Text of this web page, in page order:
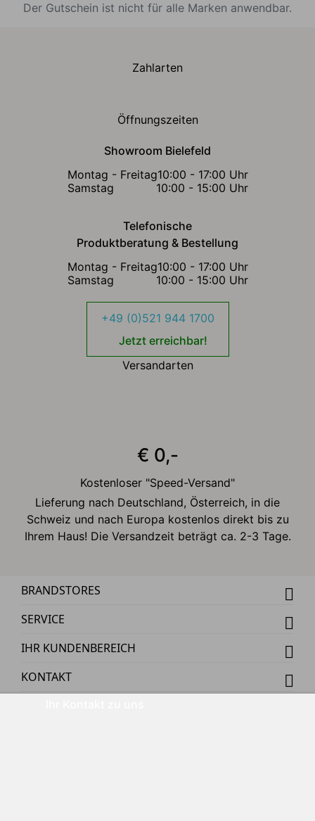
Der Gutschein ist nicht für alle Marken anwendbar.
Zahlarten
Öffnungszeiten
Showroom Bielefeld
Montag - Freitag10:00 - 17:00 Uhr
Samstag
10:00 - 15:00 Uhr
Telefonische
Produktberatung & Bestellung
Montag - Freitag10:00 - 17:00 Uhr
Samstag
10:00 - 15:00 Uhr
+49 (0)521 944 1700
Jetzt erreichbar!
Versandarten
€ 0,-
Kostenloser "Speed-Versand"
Lieferung nach Deutschland, Österreich, in die
Schweiz und nach Europa kostenlos direkt bis zu
Ihrem Haus! Die Versandzeit beträgt ca. 2-3 Tage.
BRANDSTORES
SERVICE
IHR KUNDENBEREICH
KONTAKT